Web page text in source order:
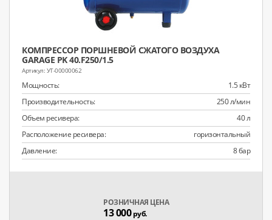
КОМПРЕССОР ПОРШНЕВОЙ СЖАТОГО ВОЗДУХА
GARAGE PK 40.F250/1.5
УТ-00000062
Мощность:
1.5 кВт
Производительность:
250 л/мин
Объем ресивера:
40 л
Расположение ресивера:
горизонтальный
Давление:
8 бар
РОЗНИЧНАЯ ЦЕНА
13 000руб.